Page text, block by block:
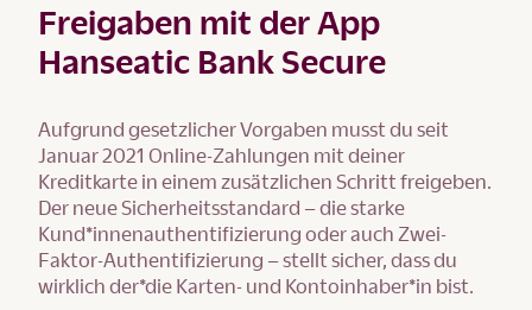
Freigaben mit der App
Hanseatic Bank Secure
Aufgrund gesetzlicher Vorgaben musst du seit
Januar 2021 Online-Zahlungen mit deiner
Kreditkarte in einem zusätzlichen Schritt freigeben.
Der neue Sicherheitsstandard – die starke
Kund*innenauthentifizierung oder auch Zwei-
Faktor-Authentifizierung – stellt sicher, dass du
wirklich der*die Karten- und Kontoinhaber*in bist.